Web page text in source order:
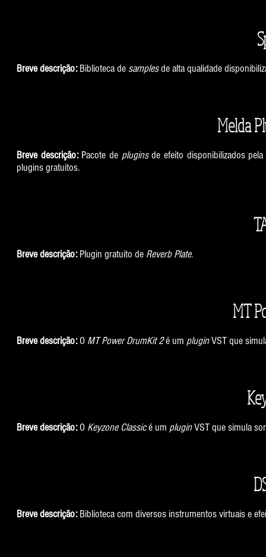
Breve descrição:Biblioteca de samplesde alta qualidade
Melda
Breve descrição: Pacote de pluginsde efeito disponibilizados pela
plugins gratuitos.
Breve descrição:Plugin gratuito de Reverb Plate.
MT
Breve descrição:O MT Power DrumKit 2é um pluginVST que
Breve descrição:O Keyzone Classicé um pluginVST que simula
Breve descrição:Biblioteca com diversos instrumentos virtuais e